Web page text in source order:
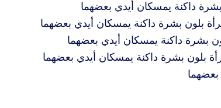
داكنة يمسكان أيدي بعضهما
بلون بشرة داكنة يمسكان أيدي بعضهما
بشرة داكنة يمسكان أيدي بعضهما
بلون بشرة داكنة يمسكان أيدي بعضهما